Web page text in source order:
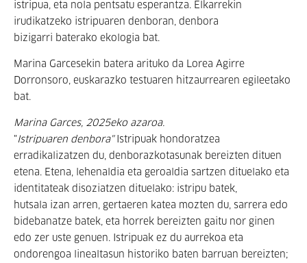
istripua, eta nola pentsatu esperantza. Elkarrekin
irudikatzeko istripuaren denboran, denbora
bizigarri baterako ekologia bat.
Marina Garcesekin batera arituko da Lorea Agirre
Dorronsoro, euskarazko testuaren hitzaurrearen egileetako
bat.
Marina Garces, 2025eko azaroa.
"Istripuaren denbora"Istripuak hondoratzea
erradikalizatzen du, denborazkotasunak bereizten dituen
etena. Etena, lehenaldia eta geroaldia sartzen dituelako eta
identitateak disoziatzen dituelako: istripu batek,
hutsala izan arren, gertaeren katea mozten du, sarrera edo
bidebanatze batek, eta horrek bereizten gaitu nor ginen
edo zer uste genuen. Istripuak ez du aurrekoa eta
ondorengoa linealtasun historiko baten barruan bereizten;